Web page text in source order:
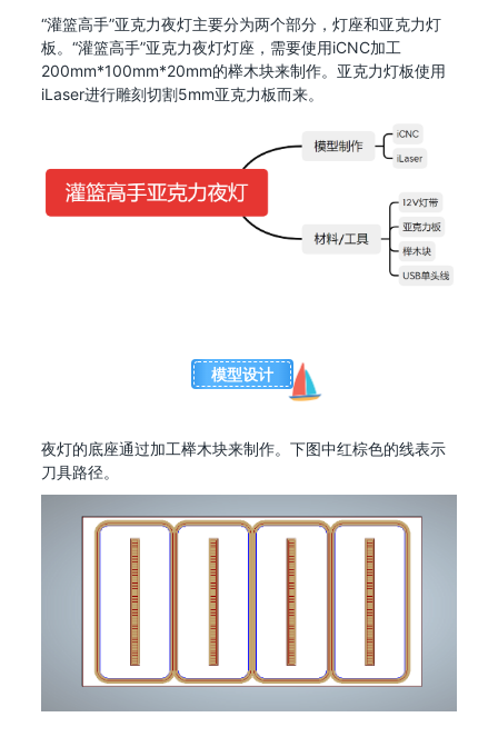
“灌篮高手”亚克力夜灯主要分为两个部分，灯座和亚克力灯
板。“灌篮高手”亚克力夜灯灯座，需要使用iCNC加工
200mm*100mm*20mm的榉木块来制作。亚克力灯板使用
iLaser进行雕刻切割5mm亚克力板而来。
模型设计
夜灯的底座通过加工榉木块来制作。下图中红棕色的线表示
刀具路径。